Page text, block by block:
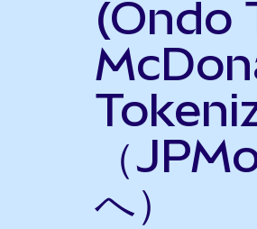
(Ondo
（
へ）